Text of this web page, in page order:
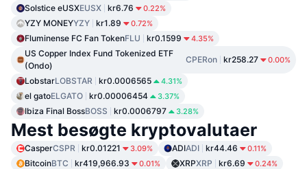
Solstice eUSXEUSX kr6.76 0.22%
YZY MONEYYZY kr1.89 0.72%
Fluminense FC Fan TokenFLU kr0.1599 4.35%
US Copper Index Fund Tokenized ETF
(Ondo)
CPERon kr258.27 0.00%
LobstarLOBSTAR kr0.0006565 4.31%
el gatoELGATO kr0.00006454 3.37%
Ibiza Final BossBOSS kr0.0006797 3.28%
Mest besøgte kryptovalutaer
CasperCSPR kr0.01221 3.09% ADIADI kr44.46 0.11%
BitcoinBTC kr419,966.93 0.01% XRPXRP kr6.69 0.24%